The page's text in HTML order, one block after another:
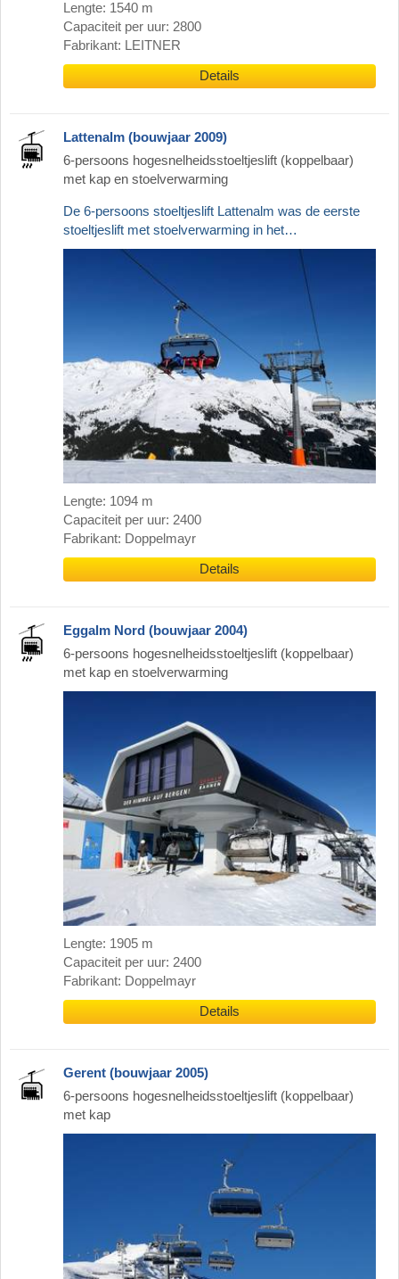
Lengte: 1540 m
Capaciteit per uur: 2800
Fabrikant: LEITNER
Details
Lattenalm (bouwjaar 2009)
6-persoons hogesnelheidsstoeltjeslift (koppelbaar)
met kap en stoelverwarming
De 6-persoons stoeltjeslift Lattenalm was de eerste
stoeltjeslift met stoelverwarming in het…
Lengte: 1094 m
Capaciteit per uur: 2400
Fabrikant: Doppelmayr
Details
Eggalm Nord (bouwjaar 2004)
6-persoons hogesnelheidsstoeltjeslift (koppelbaar)
met kap en stoelverwarming
Lengte: 1905 m
Capaciteit per uur: 2400
Fabrikant: Doppelmayr
Details
Gerent (bouwjaar 2005)
6-persoons hogesnelheidsstoeltjeslift (koppelbaar)
met kap